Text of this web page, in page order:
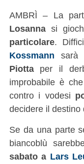
AMBRÌ – La
Losannasi
particolare.
Kossmann sarà
Piottaper il
improbabile è
contro i vodesi
decidere il destino
Se da una parte
biancoblù
sabato a Lars